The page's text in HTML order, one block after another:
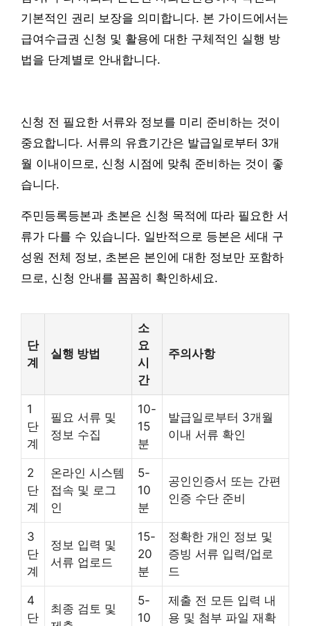
기본적인 권리 보장을 의미합니다. 본 가이드에서는
급여수급권 신청 및 활용에 대한 구체적인 실행 방
법을 단계별로 안내합니다.
신청 전 필요한 서류와 정보를 미리 준비하는 것이
중요합니다. 서류의 유효기간은 발급일로부터 3개
월 이내이므로, 신청 시점에 맞춰 준비하는 것이 좋
습니다.
주민등록등본과 초본은 신청 목적에 따라 필요한 서
류가 다를 수 있습니다. 일반적으로 등본은 세대 구
성원 전체 정보, 초본은 본인에 대한 정보만 포함하
므로, 신청 안내를 꼼꼼히 확인하세요.
단
계
실행 방법
소
요
시
간
주의사항
1
단
계
필요 서류 및
정보 수집
10-
15
분
발급일로부터 3개월
이내 서류 확인
2
단
계
온라인 시스템
접속 및 로그
인
5-
10
분
공인인증서 또는 간편
인증 수단 준비
3
단
계
정보 입력 및
서류 업로드
15-
20
분
정확한 개인 정보 및
증빙 서류 입력/업로
드
4
단
최종 검토 및
5-
10
제출 전 모든 입력 내
용 및 첨부 파일 재확